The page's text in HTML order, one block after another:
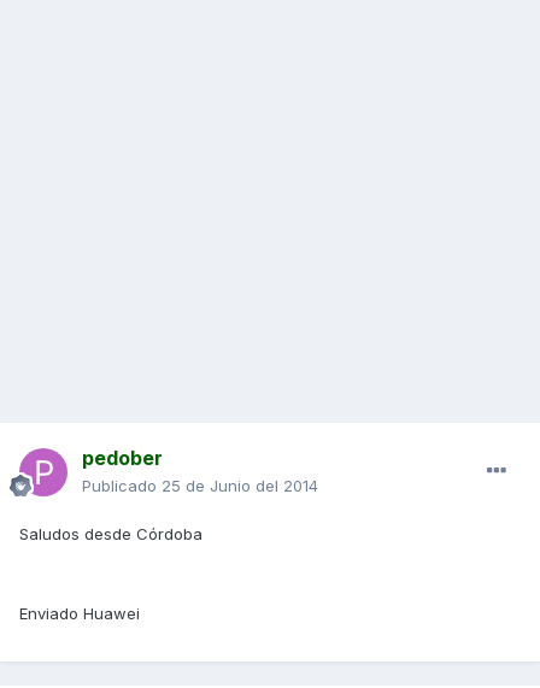
pedober
Publicado 25 de Junio del 2014
Saludos desde Córdoba
Enviado Huawei